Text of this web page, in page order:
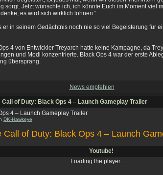
sorgt. Jetzt wünschte ich, ich könnte Euch im Moment viel
es wird sich wirklich lohnen.“
er in seinem Gedächtnis noch nie so viel Begeisterung für
4 von Entwickler Treyarch hatte keine Kampagne, da
und Modi konzentrierte. Black Ops 4 war der erste
übersprang.
News empfehlen
Call of Duty: Black Ops 4 – Launch Gameplay Trailer
4 – Launch Gameplay Trailer
DK-Hawkeye
Call of Duty: Black Ops 4 – Launch
Youtube!
Loading the player...